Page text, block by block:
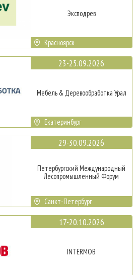
Эксподрев
Красноярск
23-25.09.2026
Мебель & Деревообработка Урал
Екатеринбург
29-30.09.2026
Петербургский Международный
Лесопромышленный Форум
Санкт-Петербург
17-20.10.2026
INTERMOB